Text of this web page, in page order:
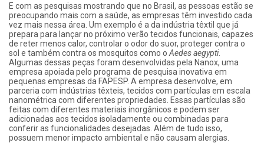
E com as pesquisas mostrando que no Brasil, as pessoas estão se
preocupando mais com a saúde, as empresas têm investido cada
vez mais nessa área. Um exemplo é a da indústria têxtil que já
prepara para lançar no próximo verão tecidos funcionais, capazes
de reter menos calor, controlar o odor do suor, proteger contra o
sol e também contra os mosquitos como o Aedes aegypti.
Algumas dessas peças foram desenvolvidas pela Nanox, uma
empresa apoiada pelo programa de pesquisa inovativa em
pequenas empresas da FAPESP. A empresa desenvolve, em
parceria com indústrias têxteis, tecidos com partículas em escala
nanométrica com diferentes propriedades. Essas partículas são
feitas com diferentes materiais inorgânicos e podem ser
adicionadas aos tecidos isoladamente ou combinadas para
conferir as funcionalidades desejadas. Além de tudo isso,
possuem menor impacto ambiental e não causam alergias.